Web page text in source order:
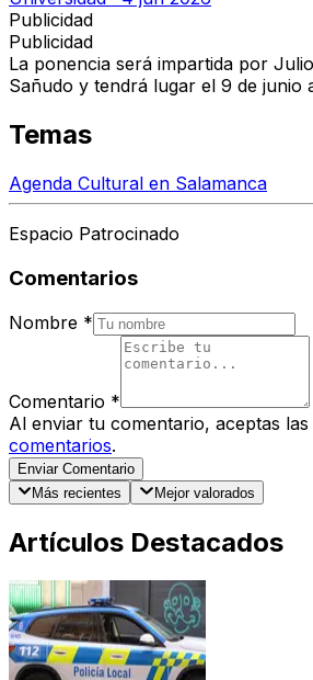
Publicidad
Publicidad
La ponencia será impartida por
Sañudo y tendrá lugar el 9 de junio
Temas
Agenda Cultural en Salamanca
Espacio Patrocinado
Comentarios
Nombre *
Comentario *
Al enviar tu comentario, aceptas las
comentarios.
Enviar Comentario
Más recientes
Mejor valorados
Artículos Destacados